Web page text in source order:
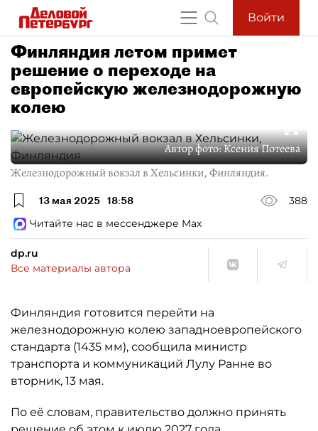
Войти
Финляндия летом примет
решение о переходе на
европейскую железнодорожную
колею
Автор фото:Ксения Потеева
Железнодорожный вокзал в Хельсинки, Финляндия.
13 мая 2025 18:58
388
Читайте нас в мессенджере Max
dp.ru
Все материалы автора
Финляндия готовится перейти на
железнодорожную колею западноевропейского
стандарта (1435 мм), сообщила министр
транспорта и коммуникаций Лулу Ранне во
вторник, 13 мая.
По её словам, правительство должно принять